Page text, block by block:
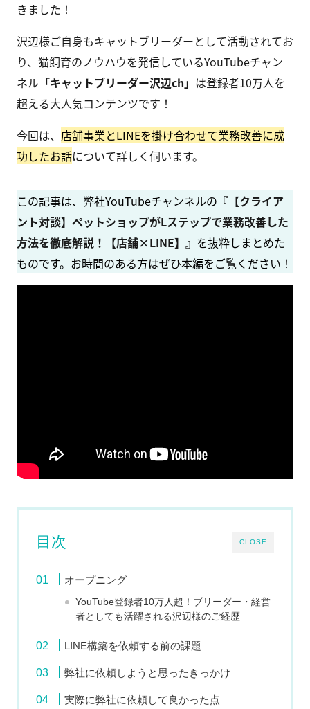
きました！
沢辺様ご自身もキャットブリーダーとして活動されてお
り、猫飼育のノウハウを発信しているYouTubeチャン
ネル 「キャットブリーダー沢辺ch」 は登録者10万人を
超える大人気コンテンツです！
今回は、 店舗事業とLINEを掛け合わせて業務改善に成
功したお話について詳しく伺います。
この記事は、弊社YouTubeチャンネルの 『【クライア
ント対談】ペットショップがLステップで業務改善した
方法を徹底解説！【店舗×LINE】』 を抜粋しまとめた
ものです。お時間のある方はぜひ本編をご覧ください ！
CLOSE
目次
オープニング
YouTube登録者10万人超！ブリーダー・経営
者としても活躍される沢辺様のご経歴
LINE構築を依頼する前の課題
弊社に依頼しようと思ったきっかけ
実際に弊社に依頼して良かった点